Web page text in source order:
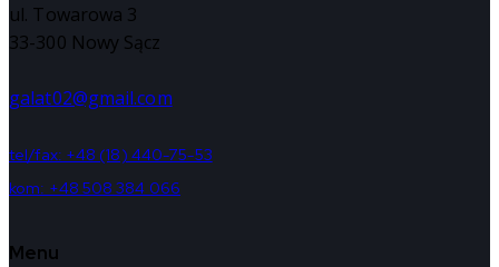
ul. Towarowa 3
33-300 Nowy Sącz
galat02@gmail.com
tel/fax: +48 (18) 440-75-53
kom: +48 508 384 066
Menu